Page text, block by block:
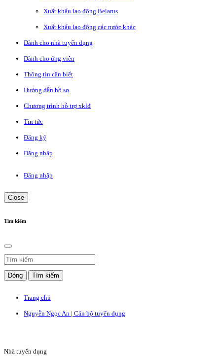
Xuất khẩu lao động Belarus
Xuất khẩu lao động các nước khác
Dành cho nhà tuyển dụng
Dành cho ứng viên
Thông tin cần biết
Hướng dẫn hồ sơ
Chương trình hỗ trợ xklđ
Tin tức
Đăng ký
Đăng nhập
Đăng nhập
Close
Tìm kiếm
Đóng Tìm kiếm
Trang chủ
Nguyễn Ngọc An | Cán bộ tuyển dụng
Nhà tuyển dụng